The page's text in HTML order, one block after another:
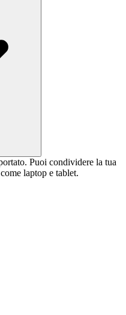
Puoi condividere la tua
laptop e tablet.